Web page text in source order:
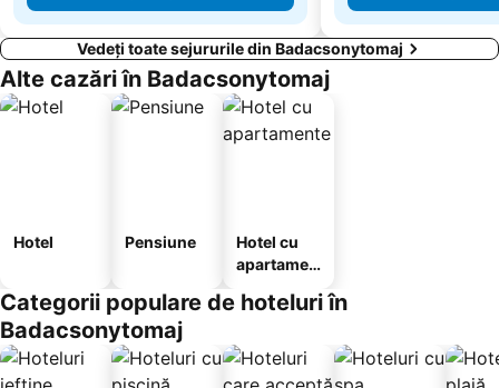
Vedeți toate sejururile din Badacsonytomaj
Alte cazări în Badacsonytomaj
Hotel Pensiune
Hotel cu
apartamen
Categorii populare de hoteluri în
Badacsonytomaj